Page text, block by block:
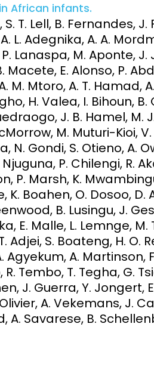
African infants.
T. Lell, B. Fernandes, J.
L. Adegnika, A. A.
Lanaspa, M. Aponte, J.
Macete, E. Alonso, P.
M. Mtoro, A. T. Hamad,
H. Valea, I. Bihoun, B.
J. B. Hamel, M.
M. Muturi-Kioi,
N. Gondi, S. Otieno, A.
P. Chilengi, R.
P. Marsh, K.
K. Boahen, O. Dosoo, D.
B. Lusingu, J.
E. Malle, L. Lemnge,
Adjei, S. Boateng, H. O.
Agyekum, A. Martinson,
Tembo, T. Tegha, G.
J. Guerra, Y. Jongert,
A. Vekemans, J.
A. Savarese, B.